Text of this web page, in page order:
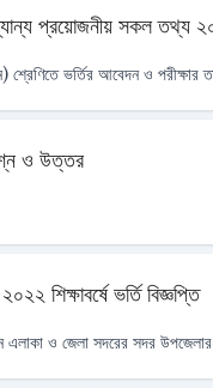
প্রয়োজনীয় সকল তথ্য
শ্রেণিতে ভর্তির আবেদন ও পরীক্ষার
ও উত্তর
শিক্ষাবর্ষে ভর্তি বিজ্ঞপ্তি
ও জেলা সদরের সদর উপজেলার